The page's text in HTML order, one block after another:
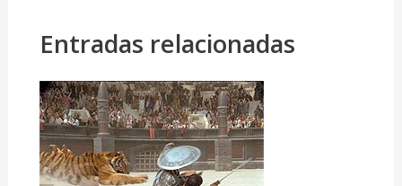
Entradas relacionadas